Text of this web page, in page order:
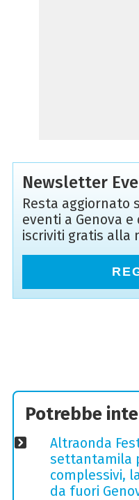
Newsletter
Resta aggiornato
eventi a Genova
iscriviti gratis alla
Potrebbe
Altraonda
settantamila
complessivi,
da fuori